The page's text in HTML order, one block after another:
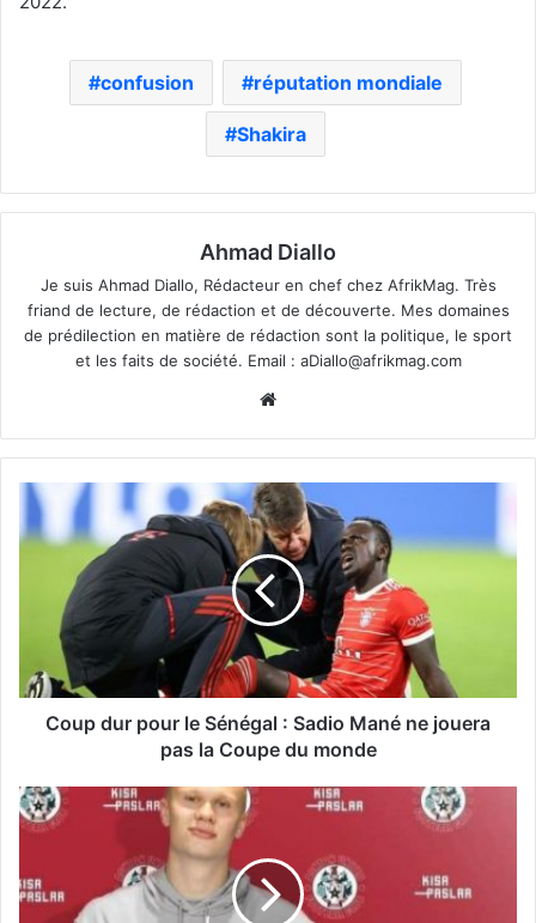
confusion réputation mondiale
Shakira
Ahmad Diallo
Je suis Ahmad Diallo, Rédacteur en chef chez AfrikMag. Très
friand de lecture, de rédaction et de découverte. Mes domaines
de prédilection en matière de rédaction sont la politique, le sport
et les faits de société. Email : aDiallo@afrikmag.com
Coup dur pour le Sénégal : Sadio Mané ne jouera
pas la Coupe du monde